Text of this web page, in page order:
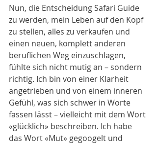
Nun, die Entscheidung Safari Guide
zu werden, mein Leben auf den Kopf
zu stellen, alles zu verkaufen und
einen neuen, komplett anderen
beruflichen Weg einzuschlagen,
fühlte sich nicht mutig an – sondern
richtig. Ich bin von einer Klarheit
angetrieben und von einem inneren
Gefühl, was sich schwer in Worte
fassen lässt – vielleicht mit dem Wort
«glücklich» beschreiben. Ich habe
das Wort «Mut» gegoogelt und